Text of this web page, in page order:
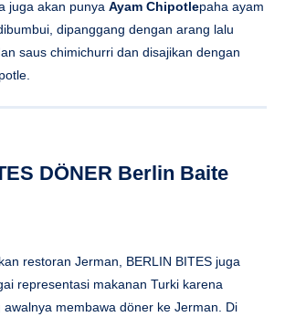
restoran Jerman, BERLIN BITES juga
klasik, danSituasi – kebab dibungkus
paha ayam renyah atau daging sapi
pilihan Anda.
memilikiAyam Popcorn Doner ayam popcorn
rempah Döner buatan mereka; versi